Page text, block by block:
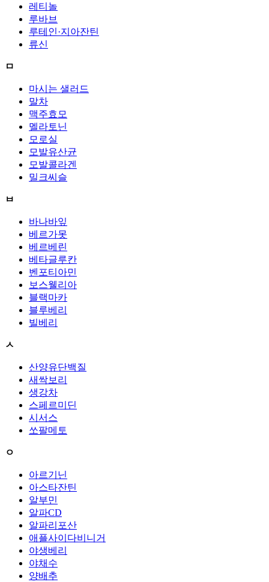
레티놀
루바브
루테인·지아잔틴
류신
ㅁ
마시는 샐러드
말차
맥주효모
멜라토닌
모로실
모발유산균
모발콜라겐
밀크씨슬
ㅂ
바나바잎
베르가못
베르베린
베타글루칸
벤포티아민
보스웰리아
블랙마카
블루베리
빌베리
ㅅ
산양유단백질
새싹보리
생강차
스페르미딘
시서스
쏘팔메토
ㅇ
아르기닌
아스타잔틴
알부민
알파CD
알파리포산
애플사이다비니거
야생베리
야채수
양배추